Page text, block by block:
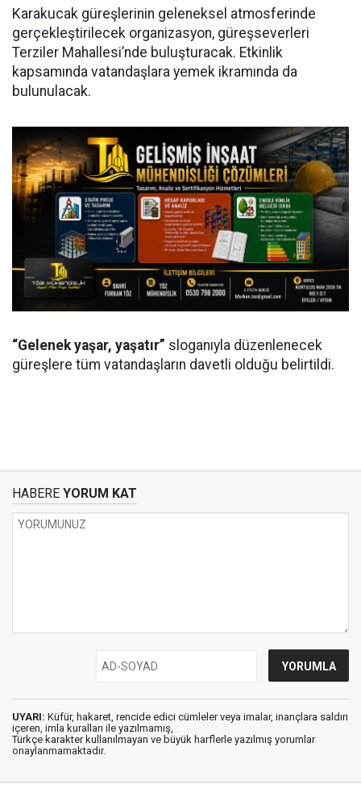
Karakucak güreşlerinin geleneksel atmosferinde
gerçekleştirilecek organizasyon, güreşseverleri
Terziler Mahallesi’nde buluşturacak. Etkinlik
kapsamında vatandaşlara yemek ikramında da
bulunulacak.
“Gelenek yaşar, yaşatır” sloganıyla düzenlenecek
güreşlere tüm vatandaşların davetli olduğu belirtildi.
HABERE YORUM KAT
UYARI: Küfür, hakaret, rencide edici cümleler veya imalar, inançlara saldırı
içeren, imla kuralları ile yazılmamış,
Türkçe karakter kullanılmayan ve büyük harflerle yazılmış yorumlar
onaylanmamaktadır.